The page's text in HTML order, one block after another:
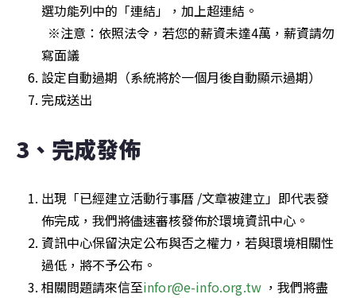
選功能列中的「連結」，加上超連結。
※注意：依照法令，若您的薪資未達4萬，薪資請勿
寫面議
設定自動過期（系統將於一個月後自動顯示過期）
完成送出
3、完成發佈
出現「已經建立活動行事曆 /文章被建立」即代表發
佈完成，我們將儘速審核發佈於環境資訊中心。
資訊中心保留決定公布與否之權力，若與環境相關性
過低，將不予公布。
相關問題請來信至infor@e-info.org.tw ，我們將盡